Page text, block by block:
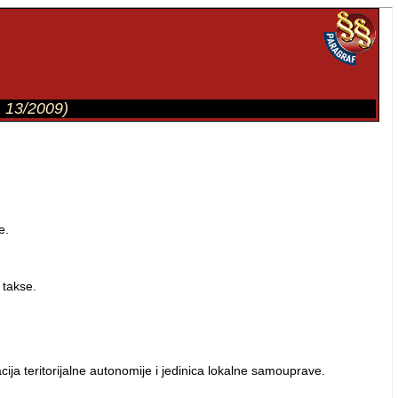
13/2009)
teritorijalne autonomije i jedinica lokalne samouprave.